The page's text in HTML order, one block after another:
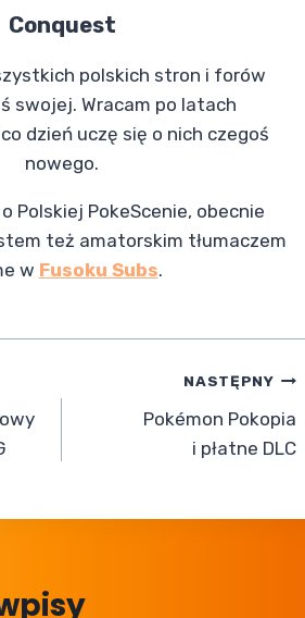
Conquest
polskich stron i forów
swojej. Wracam po latach
dzień uczę się o nich czegoś
nowego.
Polskiej PokeScenie, obecnie
też amatorskim tłumaczem
w Fusoku Subs.
NASTĘPNY
Pokémon Pokopia
i płatne DLC